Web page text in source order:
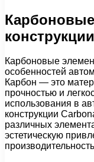
Карбоновые
особенностей
Карбон — это
прочностью и
использования в
конструкции
различных
эстетическую